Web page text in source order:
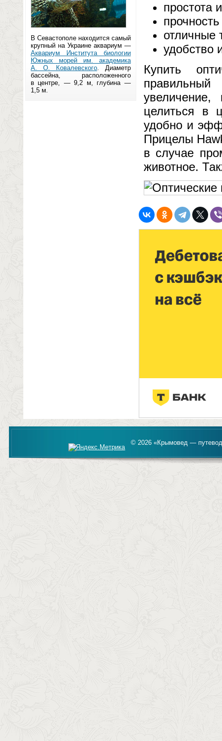
В Севастополе находится самый
крупный на Украине аквариум —
Аквариум Института биологии
Южных морей им. академика
А. О. Ковалевского. Диаметр
бассейна, расположенного
в центре, — 9,2 м, глубина —
1,5 м.
простота
отличные
удобство
Купить
целиться в
удобно и
Прицелы
в случае
животное.
© 2026 «Крымовед —